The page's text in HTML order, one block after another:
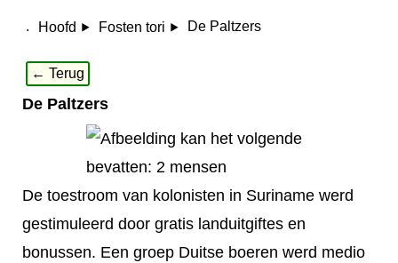
. Hoofd Fosten tori De Paltzers
← Terug
De Paltzers
De toestroom van kolonisten in Suriname werd
gestimuleerd door gratis landuitgiftes en
bonussen. Een groep Duitse boeren werd medio